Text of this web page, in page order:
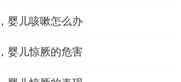
婴儿咳嗽怎么办
婴儿惊厥的危害